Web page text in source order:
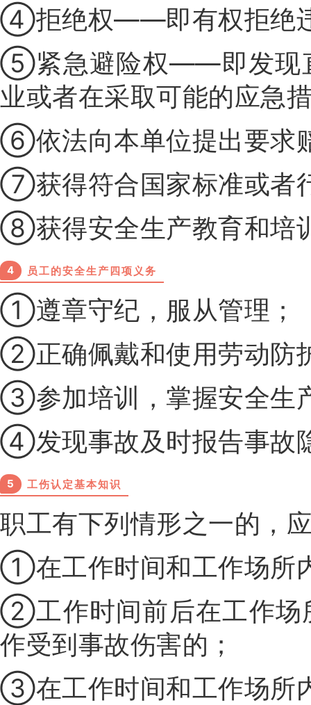
④拒绝权——即有权拒绝违
⑤紧急避险权——即发现
业或者在采取可能的应急
⑥依法向本单位提出要求
⑦获得符合国家标准或者
⑧获得安全生产教育和培
4 员工的安全生产四项义务
①遵章守纪，服从管理；
②正确佩戴和使用劳动防
③参加培训，掌握安全生
④发现事故及时报告事故
5 工伤认定基本知识
职工有下列情形之一的，
①在工作时间和工作场所
②工作时间前后在工作场
作受到事故伤害的；
③在工作时间和工作场所